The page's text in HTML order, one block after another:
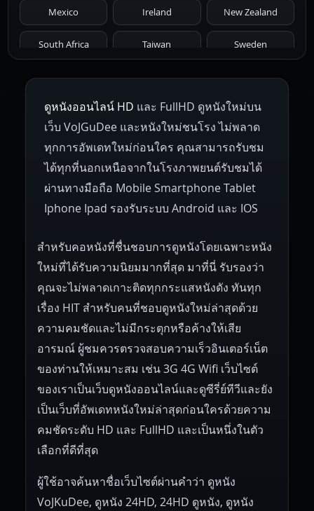
1966 1965 1964 1963 1962
1959 1955
1945 1942 1941 1940 1939
1938 1937 1930 1928 1916
Mexico Ireland New Zealand
South Africa Taiwan Sweden
Netherlands Russia Poland
Hungary Denmark Bulgaria
Czech Republic Brazil Turkey
ดูหนังออนไลน์ HD และ FullHD ดูหนังใหม่บน
เว็บ VoJGuDee และหนังใหม่ชนโรง ไม่พลาด
ทุกการอัพเดทใหม่ก่อนใคร คุณสามารถรับชม
ได้ทุกที่นอกเหนือจากในโรงภาพยนต์รับชมได้
ผ่านทางมือถือ Mobile Smartphone Tablet
Iphone Ipad รองรับระบบ Android และ IOS
สำหรับคอหนังที่ชื่นชอบการดูหนังโดยเฉพาะหนัง
ใหม่ที่ได้รับความนิยมมากที่สุด มาที่นี่ รับรองว่า
คุณจะไม่พลาดเกาะติดทุกกระแสหนังดัง ทันทุก
เรื่อง HIT สำหรับคนที่ชอบดูหนังใหม่ล่าสุดด้วย
ความคมชัดและไม่มีกระตุกหรือค้างให้เสีย
อารมณ์ ผู้ชมควรตรวจสอบความเร็วอินเตอร์เน็ต
ของท่านให้เหมาะสม เช่น 3G 4G Wifi เว็บไซต์
ของเราเป็นเว็บดูหนังออนไลน์และดูซีรี่ย์ทีวีและยัง
เป็นเว็บที่อัพเดทหนังใหม่ล่าสุดก่อนใครด้วยความ
คมชัดระดับ HD และ FullHD และเป็นหนึ่งในตัว
เลือกที่ดีที่สุด
ผู้ใช้อาจค้นหาชื่อเว็บไซต์ผ่านคำว่า ดูหนัง
VoJKuDee, ดูหนัง 24HD, 24HD ดูหนัง, ดูหนัง